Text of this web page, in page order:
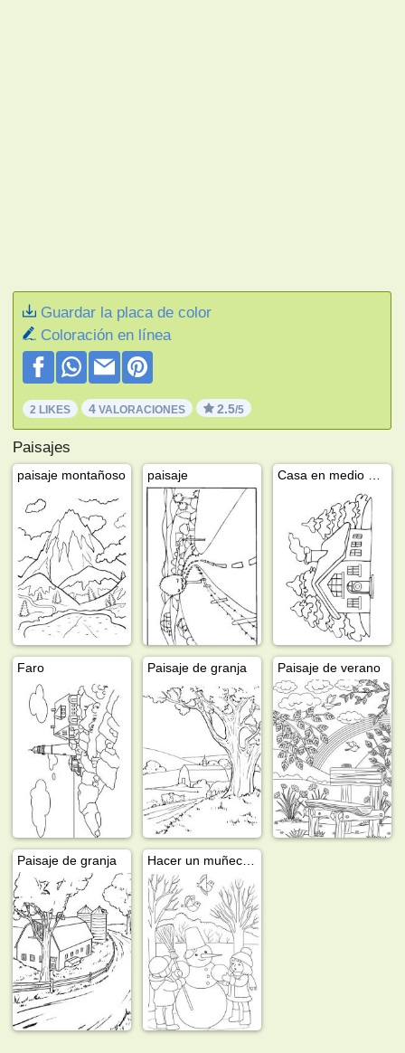
Guardar la placa de color
Coloración en línea
2 LIKES 4 VALORACIONES 2.5/5
Paisajes
paisaje montañoso paisaje
Faro Paisaje de granja Paisaje de verano
Paisaje de granja